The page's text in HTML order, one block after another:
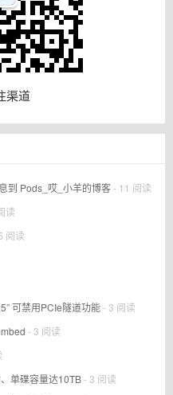
渠道
到 Pods_哎_小羊的博客- 11 阅读
读
阅读
可禁用PCIe隧道功能- 3 阅读
- 3 阅读
单碟容量达10TB- 3 阅读